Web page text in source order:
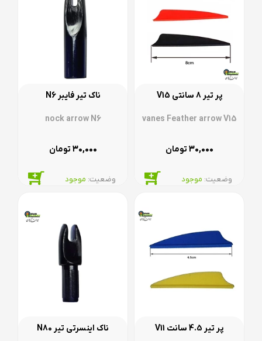
پر تیر 8 سانتی V15
vanes Feather arrow V15
۳۰,۰۰۰ تومان
وضعیت:‌ موجود
ناک تیر فایبر N6
nock arrow N6
۳۰,۰۰۰ تومان
وضعیت:‌ موجود
پر تیر 4.5 سانت V11 ناک اینسرتی تیر N80